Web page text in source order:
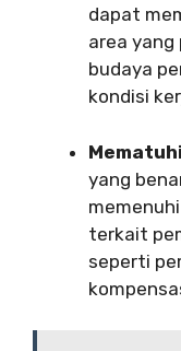
dapat
area
budaya
kondisi
yang
terkait
seperti